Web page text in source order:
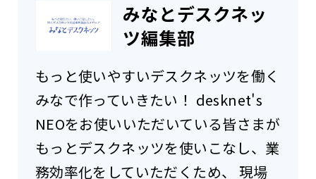
みなとデスクネッ
ツ編集部
もっと使いやすいデスクネッツを働く
みなで作っていきたい！ desknet's
NEOをお使いいただいている皆さまが
もっとデスクネッツを使いこなし、業
務効率化をしていただくため、 現場